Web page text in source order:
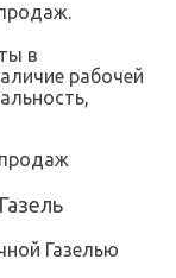
в
рабочей
Газелью